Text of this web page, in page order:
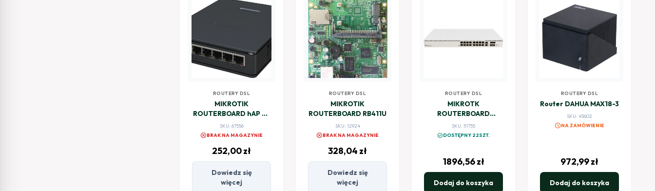
ROUTERY DSL
MIKROTIK
ROUTERBOARD hAP ax
S (E62iUGS-2axD5axT)
SKU: 67556
cancelBRAK NA MAGAZYNIE
252,00zł
Dowiedz się
więcej
ROUTERY DSL
MIKROTIK
ROUTERBOARD RB411U
SKU: 12924
cancelBRAK NA MAGAZYNIE
328,04 zł
Dowiedz się
więcej
ROUTERY DSL
MIKROTK
ROUTERBOARD
CRS320-8P-8B-4S+RM
SKU: 51755
check_circleDOSTĘPNY 22SZT.
1896,56zł
Dodaj do koszyka
ROUTERY DSL
Router DAHUA MAX18-3
SKU: 45602
scheduleNA ZAMÓWIENIE
972,99zł
Dodaj do koszyka